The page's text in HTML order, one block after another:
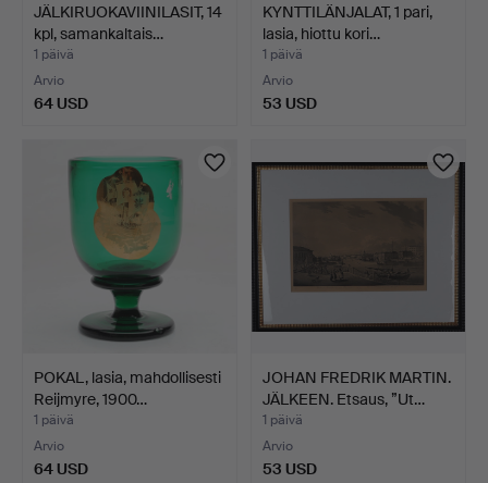
JÄLKIRUOKAVIINILASIT, 14
kpl, samankaltais…
1 päivä
Arvio
64 USD
KYNTTILÄNJALAT, 1 pari,
lasia, hiottu kori…
1 päivä
Arvio
53 USD
POKAL, lasia, mahdollisesti
Reijmyre, 1900…
1 päivä
Arvio
64 USD
JOHAN FREDRIK MARTIN.
JÄLKEEN. Etsaus, ”Ut…
1 päivä
Arvio
53 USD